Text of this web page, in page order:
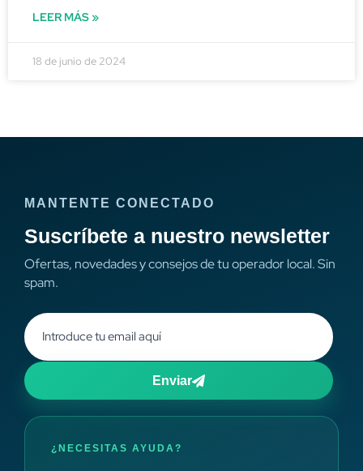
LEER MÁS »
18 de junio de 2024
MANTENTE CONECTADO
Suscríbete a nuestro newsletter
Ofertas, novedades y consejos de tu operador local. Sin
spam.
Enviar
¿NECESITAS AYUDA?